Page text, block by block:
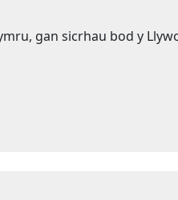
gan sicrhau bod y